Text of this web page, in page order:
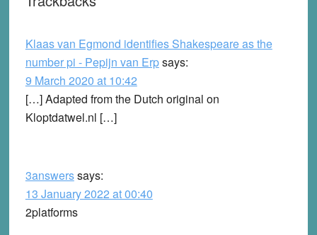
Klaas van Egmond identifies Shakespeare as the
number pi - Pepijn van Erpsays:
9 March 2020 at 10:42
[…] Adapted from the Dutch original on
Kloptdatwel.nl […]
3answerssays:
13 January 2022 at 00:40
2platforms